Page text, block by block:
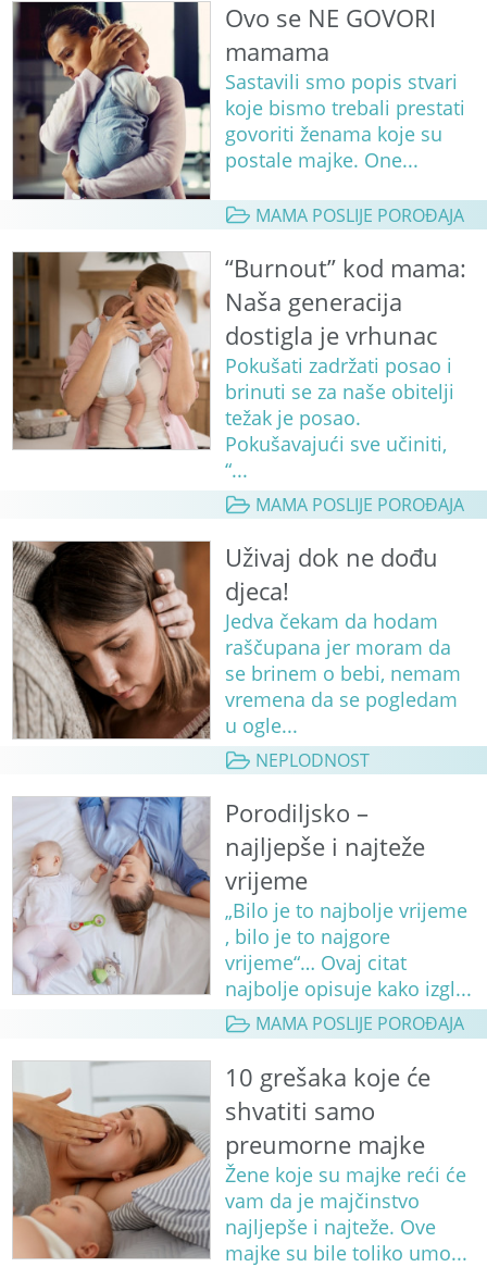
Ovo se NE GOVORI
mamama
Sastavili smo popis stvari
koje bismo trebali prestati
govoriti ženama koje su
postale majke. One...
MAMA POSLIJE POROĐAJA
“Burnout” kod mama:
Naša generacija
dostigla je vrhunac
Pokušati zadržati posao i
brinuti se za naše obitelji
težak je posao.
Pokušavajući sve učiniti,
“...
MAMA POSLIJE POROĐAJA
Uživaj dok ne dođu
djeca!
Jedva čekam da hodam
raščupana jer moram da
se brinem o bebi, nemam
vremena da se pogledam
u ogle...
NEPLODNOST
Porodiljsko –
najljepše i najteže
vrijeme
„Bilo je to najbolje vrijeme
, bilo je to najgore
vrijeme“… Ovaj citat
najbolje opisuje kako izgl...
MAMA POSLIJE POROĐAJA
10 grešaka koje će
shvatiti samo
preumorne majke
Žene koje su majke reći će
vam da je majčinstvo
najljepše i najteže. Ove
majke su bile toliko umo...